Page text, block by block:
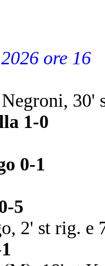
ore 16
30'
1-0
0-1
5
2' st rig. e